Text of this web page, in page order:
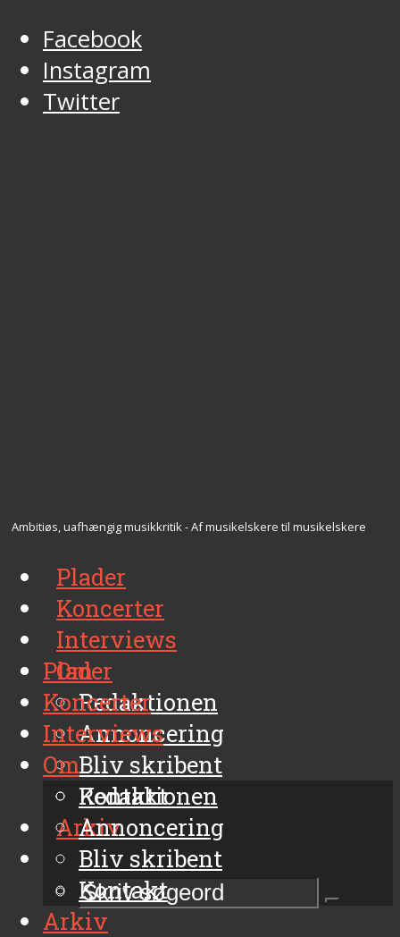
Facebook
Instagram
Twitter
Ambitiøs, uafhængig musikkritik - Af musikelskere til musikelskere
Plader
Koncerter
Interviews
Om
Redaktionen
Annoncering
Bliv skribent
Kontakt
Arkiv
Plader
Koncerter
Interviews
Om
Redaktionen
Annoncering
Bliv skribent
Kontakt
Arkiv